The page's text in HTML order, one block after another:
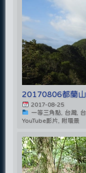
20170806都蘭山
2017-08-25
一等三角點, 台灣,
YouTube影片, 附環景